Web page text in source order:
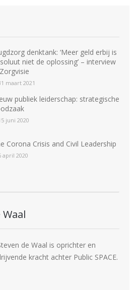
denktank: ‘Meer geld erbij is
niet de oplossing’ – interview
maart 2021
publiek leiderschap: strategische
juni 2020
Corona Crisis and Civil Leadership
april 2020
de Waal is oprichter en
kracht achter Public SPACE.